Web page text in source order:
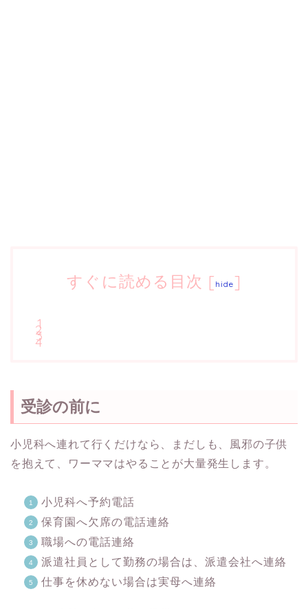
すぐに読める目次 [ hide ]
受診の前に
小児科へ連れて行くだけなら、まだしも、風邪の子供
を抱えて、ワーママはやることが大量発生します。
小児科へ予約電話
保育園へ欠席の電話連絡
職場への電話連絡
派遣社員として勤務の場合は、派遣会社へ連絡
仕事を休めない場合は実母へ連絡